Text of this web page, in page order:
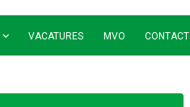
VACATURES MVO CONTACT